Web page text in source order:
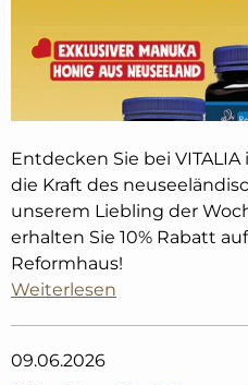
Entdecken Sie bei
die Kraft des
unserem Liebling der
erhalten Sie 10% Rabatt
Reformhaus!
Weiterlesen
09.06.2026